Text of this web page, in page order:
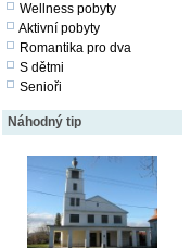
Wellness pobyty
Aktivní pobyty
Romantika pro dva
S dětmi
Senioři
Náhodný tip